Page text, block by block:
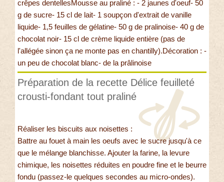
crêpes dentellesMousse au praliné : - 2 jaunes d'oeuf- 50
g de sucre- 15 cl de lait- 1 soupçon d'extrait de vanille
liquide- 1,5 feuilles de gélatine- 50 g de pralinoise- 40 g de
chocolat noir- 15 cl de crème liquide entière (pas de
l'allégée sinon ça ne monte pas en chantilly).Décoration : -
un peu de chocolat blanc- de la prâlinoise
Préparation de la recette Délice feuilleté
crousti-fondant tout praliné
Réaliser les biscuits aux noisettes :
Battre au fouet à main les oeufs avec le sucre jusqu'à ce
que le mélange blanchisse. Ajouter la farine, la levure
chimique, les noisettes réduites en poudre fine et le beurre
fondu (passez-le quelques secondes au micro-ondes).